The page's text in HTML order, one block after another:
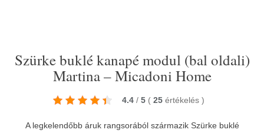
Szürke buklé kanapé modul (bal oldali)
Martina – Micadoni Home
4.4 / 5 ( 25 értékelés )
A legkelendőbb áruk rangsorából származik Szürke buklé